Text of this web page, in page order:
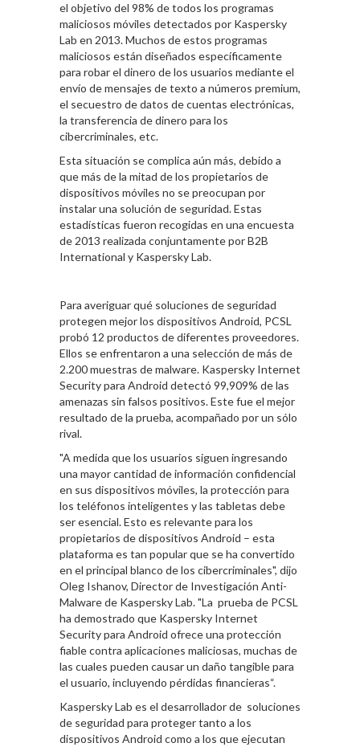
el objetivo del 98% de todos los programas
maliciosos móviles detectados por Kaspersky
Lab en 2013. Muchos de estos programas
maliciosos están diseñados específicamente
para robar el dinero de los usuarios mediante el
envío de mensajes de texto a números premium,
el secuestro de datos de cuentas electrónicas,
la transferencia de dinero para los
cibercriminales, etc.
Esta situación se complica aún más, debido a
que más de la mitad de los propietarios de
dispositivos móviles no se preocupan por
instalar una solución de seguridad. Estas
estadísticas fueron recogidas en una encuesta
de 2013 realizada conjuntamente por B2B
International y Kaspersky Lab.
Para averiguar qué soluciones de seguridad
protegen mejor los dispositivos Android, PCSL
probó 12 productos de diferentes proveedores.
Ellos se enfrentaron a una selección de más de
2.200 muestras de malware. Kaspersky Internet
Security para Android detectó 99,909% de las
amenazas sin falsos positivos. Este fue el mejor
resultado de la prueba, acompañado por un sólo
rival.
"A medida que los usuarios siguen ingresando
una mayor cantidad de información confidencial
en sus dispositivos móviles, la protección para
los teléfonos inteligentes y las tabletas debe
ser esencial. Esto es relevante para los
propietarios de dispositivos Android – esta
plataforma es tan popular que se ha convertido
en el principal blanco de los cibercriminales", dijo
Oleg Ishanov, Director de Investigación Anti-
Malware de Kaspersky Lab. "La prueba de PCSL
ha demostrado que Kaspersky Internet
Security para Android ofrece una protección
fiable contra aplicaciones maliciosas, muchas de
las cuales pueden causar un daño tangible para
el usuario, incluyendo pérdidas financieras“.
Kaspersky Lab es el desarrollador de soluciones
de seguridad para proteger tanto a los
dispositivos Android como a los que ejecutan